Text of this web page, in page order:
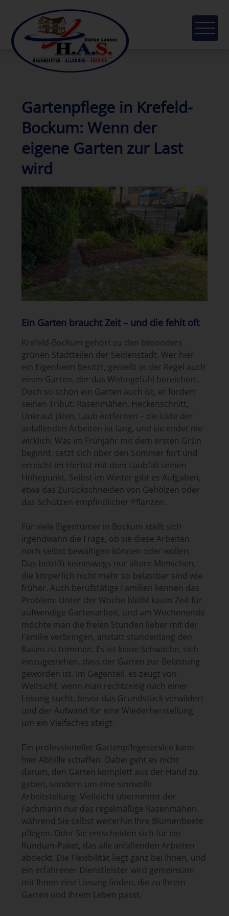
Gartenpflege in Krefeld-
Bockum: Wenn der
eigene Garten zur Last
wird
Ein Garten braucht Zeit – und die fehlt oft
Krefeld-Bockum gehört zu den besonders
grünen Stadtteilen der Seidenstadt. Wer hier
ein Eigenheim besitzt, genießt in der Regel auch
einen Garten, der das Wohngefühl bereichert.
Doch so schön ein Garten auch ist, er fordert
seinen Tribut: Rasenmähen, Heckenschnitt,
Unkraut jäten, Laub entfernen – die Liste der
anfallenden Arbeiten ist lang, und sie endet nie
wirklich. Was im Frühjahr mit dem ersten Grün
beginnt, setzt sich über den Sommer fort und
erreicht im Herbst mit dem Laubfall seinen
Höhepunkt. Selbst im Winter gibt es Aufgaben,
etwa das Zurückschneiden von Gehölzen oder
das Schützen empfindlicher Pflanzen.
Für viele Eigentümer in Bockum stellt sich
irgendwann die Frage, ob sie diese Arbeiten
noch selbst bewältigen können oder wollen.
Das betrifft keineswegs nur ältere Menschen,
die körperlich nicht mehr so belastbar sind wie
früher. Auch berufstätige Familien kennen das
Problem: Unter der Woche bleibt kaum Zeit für
aufwendige Gartenarbeit, und am Wochenende
möchte man die freien Stunden lieber mit der
Familie verbringen, anstatt stundenlang den
Rasen zu trimmen. Es ist keine Schwäche, sich
einzugestehen, dass der Garten zur Belastung
geworden ist. Im Gegenteil, es zeugt von
Weitsicht, wenn man rechtzeitig nach einer
Lösung sucht, bevor das Grundstück verwildert
und der Aufwand für eine Wiederherstellung
um ein Vielfaches steigt.
Ein professioneller Gartenpflegeservice kann
hier Abhilfe schaffen. Dabei geht es nicht
darum, den Garten komplett aus der Hand zu
geben, sondern um eine sinnvolle
Arbeitsteilung. Vielleicht übernimmt der
Fachmann nur das regelmäßige Rasenmähen,
während Sie selbst weiterhin Ihre Blumenbeete
pflegen. Oder Sie entscheiden sich für ein
Rundum-Paket, das alle anfallenden Arbeiten
abdeckt. Die Flexibilität liegt ganz bei Ihnen, und
ein erfahrener Dienstleister wird gemeinsam
mit Ihnen eine Lösung finden, die zu Ihrem
Garten und Ihrem Leben passt.